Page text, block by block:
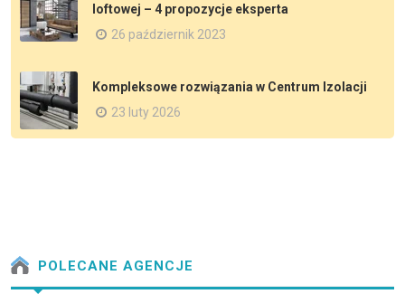
loftowej – 4 propozycje eksperta
26 październik 2023
Kompleksowe rozwiązania w Centrum Izolacji
23 luty 2026
POLECANE AGENCJE